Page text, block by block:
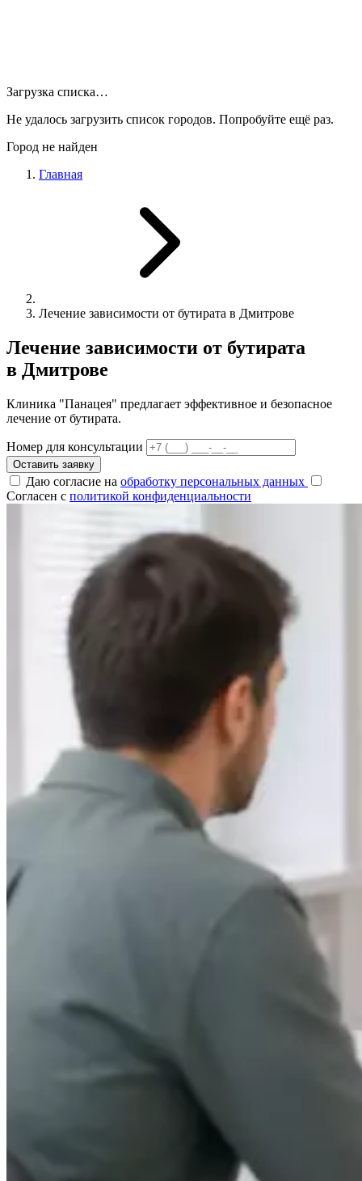
Загрузка списка…
Не удалось загрузить список городов. Попробуйте ещё раз.
Город не найден
Главная
Лечение зависимости от бутирата в Дмитрове
Лечение зависимости от бутирата
в Дмитрове
Клиника "Панацея" предлагает эффективное и безопасное
лечение от бутирата.
Номер для консультации
Оставить заявку
Даю согласие на обработку персональных данных
Согласен с политикой конфиденциальности